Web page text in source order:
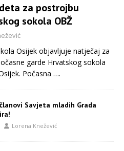
za postrojbu
sokola OBŽ
Osijek objavljuje natječaj za
garde Hrvatskog sokola
Počasna ….
Savjeta mladih Grada
Lorena Knežević